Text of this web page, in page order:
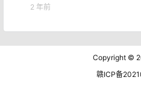
2 年前
Copyright ©
赣ICP备